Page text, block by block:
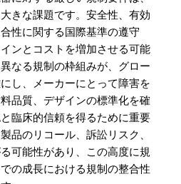
きな課題です。安全性、有効
性に関する国際基準の遵守
ンとコストを増加させる可能
なる規制の枠組みが、グロー
し、メーカーにとって障害を
品質、デザインの標準化を確
臨床的信頼を得るために重要
品のリコール、訴訟リスク、
可能性があり、この高度に規
の成長における規制の整合性